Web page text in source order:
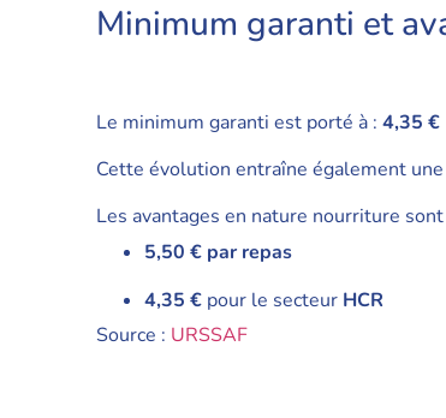
Minimum garanti et
Le minimum garanti est porté à : 4,35 €
Cette évolution entraîne également
Les avantages en nature nourriture
5,50 € par repas
4,35 € pour le secteur HCR
Source : URSSAF